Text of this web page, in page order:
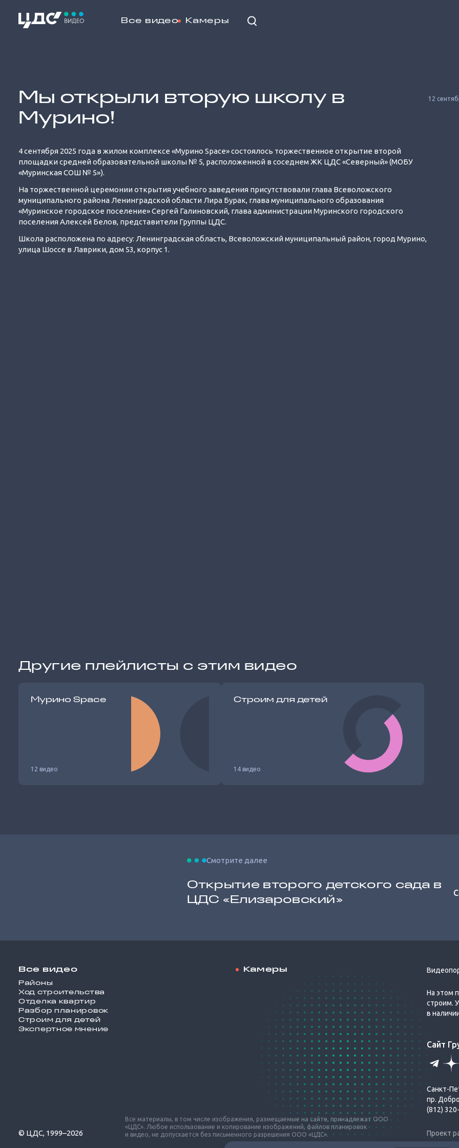
Все видео Камеры
Мы открыли вторую школу в
Мурино!
12
4 сентября 2025 года в жилом комплексе «Мурино Space» состоялось торжественное открытие второй
площадки средней образовательной школы № 5, расположенной в соседнем ЖК ЦДС «Северный» (МОБУ
«Муринская СОШ № 5»).
На торжественной церемонии открытия учебного заведения присутствовали глава Всеволожского
муниципального района Ленинградской области Лира Бурак, глава муниципального образования
«Муринское городское поселение» Сергей Галиновский, глава администрации Муринского городского
поселения Алексей Белов, представители Группы ЦДС.
Школа расположена по адресу: Ленинградская область, Всеволожский муниципальный район, город Мурино,
улица Шоссе в Лаврики, дом 53, корпус 1.
Другие плейлисты с этим видео
Мурино Space
12 видео
Строим для детей
14 видео
Смотрите далее
Открытие второго детского сада в
ЦДС «Елизаровский»
Все видео
Районы
Ход строительства
Отделка квартир
Разбор планировок
Строим для детей
Экспертное мнение
Камеры
На этом
строим.
в
© ЦДС, 1999–2026
Все материалы, в том числе изображения, размещаемые на сайте, принадлежат ООО
«ЦДС». Любое использование и копирование изображений, файлов планировок
и видео, не допускается без письменного разрешения ООО «ЦДС».
Сайт
Санкт-
пр.
(812)
Проект